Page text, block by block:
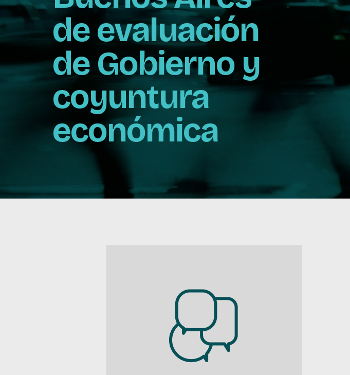
de evaluación
de Gobierno y
coyuntura
económica